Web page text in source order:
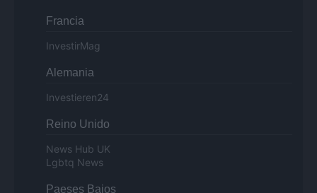
Francia
InvestirMag
Alemania
Investieren24
Reino Unido
News Hub UK
Lgbtq News
Paeses Bajos